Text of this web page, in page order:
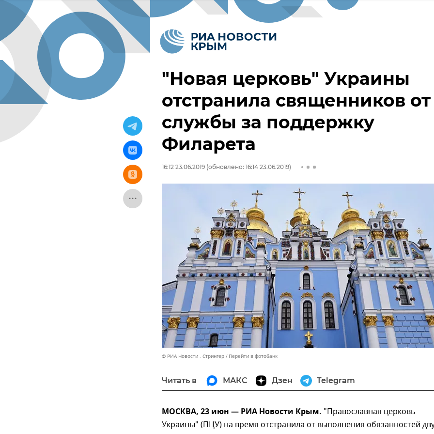
"Новая церковь" Украины
отстранила священников от
службы за поддержку
Филарета
16:12 23.06.2019 (обновлено: 16:14 23.06.2019)
© РИА Новости . Стрингер Перейти в фотобанк
Читать в МАКС Дзен Telegram
МОСКВА, 23 июн — РИА Новости Крым. "Православная церковь
Украины" (ПЦУ) на время отстранила от выполнения обязанностей